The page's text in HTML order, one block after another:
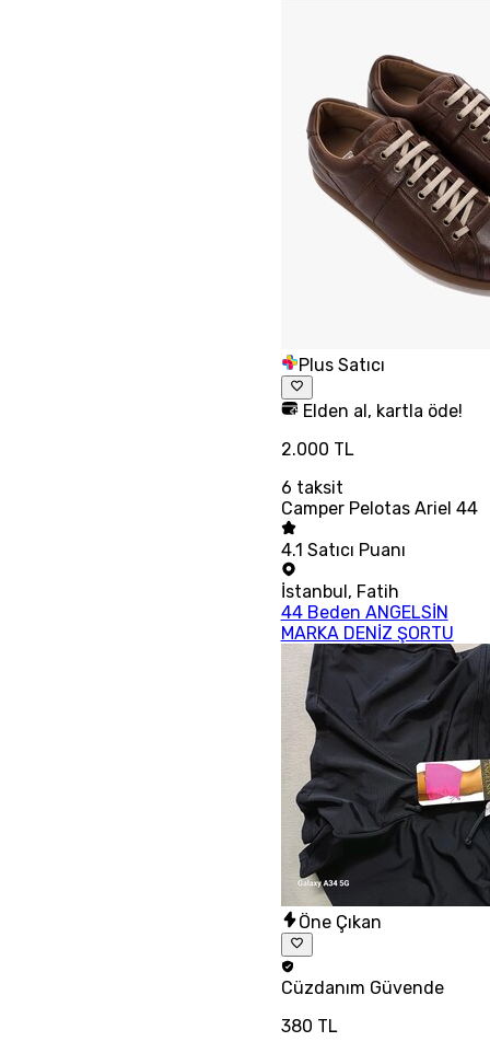
Plus Satıcı
Elden al, kartla öde!
2.000 TL
6 taksit
Camper Pelotas Ariel 44
4.1 Satıcı Puanı
İstanbul, Fatih
44 Beden ANGELSİN
MARKA DENİZ ŞORTU
Öne Çıkan
Cüzdanım Güvende
380 TL